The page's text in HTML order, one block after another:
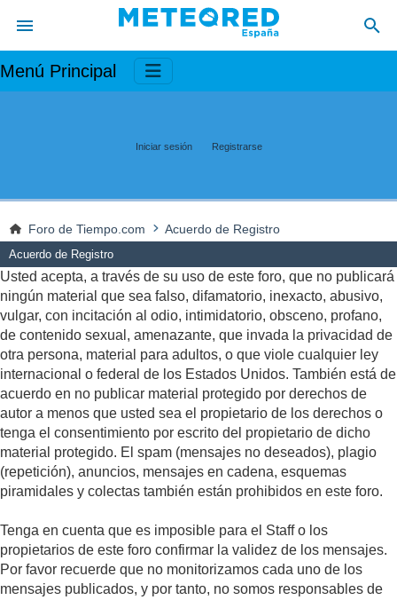
Menú Principal
Iniciar sesión Registrarse
Foro de Tiempo.com Acuerdo de Registro
Acuerdo de Registro
Usted acepta, a través de su uso de este foro, que no publicará
ningún material que sea falso, difamatorio, inexacto, abusivo,
vulgar, con incitación al odio, intimidatorio, obsceno, profano,
de contenido sexual, amenazante, que invada la privacidad de
otra persona, material para adultos, o que viole cualquier ley
internacional o federal de los Estados Unidos. También está de
acuerdo en no publicar material protegido por derechos de
autor a menos que usted sea el propietario de los derechos o
tenga el consentimiento por escrito del propietario de dicho
material protegido. El spam (mensajes no deseados), plagio
(repetición), anuncios, mensajes en cadena, esquemas
piramidales y colectas también están prohibidos en este foro.
Tenga en cuenta que es imposible para el Staff o los
propietarios de este foro confirmar la validez de los mensajes.
Por favor recuerde que no monitorizamos cada uno de los
mensajes publicados, y por tanto, no somos responsables de